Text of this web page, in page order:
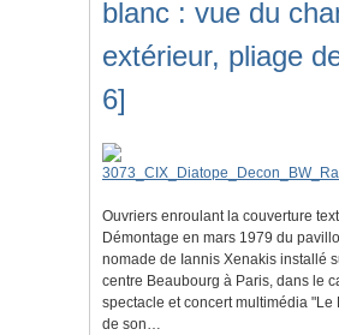
blanc : vue du
extérieur, pliage
6]
Ouvriers enroulant la couverture
Démontage en mars 1979 du
nomade de Iannis Xenakis installé
centre Beaubourg à Paris, dans le
spectacle et concert multimédia "Le
de son…